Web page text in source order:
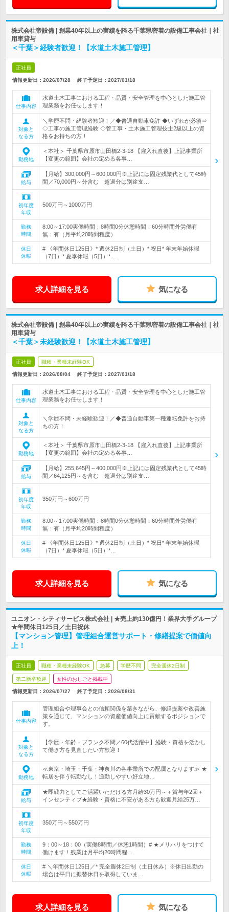
株式会社帝設備 | 創業40年以上の実績を誇る千葉県密着の設備工事会社｜社
用車貸与
＜千葉＞経験者歓迎！【水道土木施工管理】
正社員
情報更新日：2026/07/28 終了予定日： 2027/01/18
仕事内容
水道土木工事における工程・品質・安全管理を中心とした施工管
理業務をお任せします！
対象と
なる方
＼学歴不問・経験者歓迎！／◆普通自動車免許 ◆いずれか必須⇒
◇工事の施工管理経験 ◇管工事・土木施工管理技士2級以上の資
格をお持ちの方！
勤務地
＜本社＞ 千葉県市原市山田橋2-3-18 【雇入れ直後】上記事業所
【変更の範囲】会社の定める各事…
給与
【月給】300,000円～600,000円※上記には固定残業代として45時
間／70,000円～分含む 超過分は別途支…
初年度
年収
500万円～1000万円
勤務
時間
8:00～17:00実働時間：8時間0分休憩時間：60分時間外労働有
無：有（月平均20時間程度）
休日
休暇
# 《年間休日125日》* 週休2日制（土日）* 祝日* 年末年始休暇
（7日）* 夏季休暇（5日）*…
求人詳細を見る 気になる
株式会社帝設備 | 創業40年以上の実績を誇る千葉県密着の設備工事会社｜社
用車貸与
＜千葉＞未経験歓迎！【水道土木施工管理】
正社員 職種・業種未経験OK
情報更新日：2026/08/04 終了予定日： 2027/01/18
仕事内容
水道土木工事における工程・品質・安全管理を中心とした施工管
理業務をお任せします！
対象と
なる方
＼学歴不問・未経験歓迎！／◆普通自動車第一種運転免許をお持
ちの方！
勤務地
＜本社＞ 千葉県市原市山田橋2-3-18 【雇入れ直後】上記事業所
【変更の範囲】会社の定める各事…
給与
【月給】255,645円～400,000円※上記には固定残業代として45時
間／64,125円～を含む 超過分は別途支…
初年度
年収
350万円～600万円
勤務
時間
8:00～17:00実働時間：8時間0分休憩時間：60分時間外労働有
無：有（月平均20時間程度）
休日
休暇
# 《年間休日125日》* 週休2日制（土日）* 祝日* 年末年始休暇
（7日）* 夏季休暇（5日）*…
求人詳細を見る 気になる
ユニオン・シティサービス株式会社 | ★売上約130億円！業界大手グループ
★年間休日125日／土日祝休
【マンション管理】管理組合運営サポート・修繕提案で価値向
上！
正社員 職種・業種未経験OK 急募 学歴不問 完全週休2日制
第二新卒歓迎 女性のおしごと掲載中
情報更新日：2026/07/27 終了予定日： 2026/08/31
仕事内容
管理組合や理事会との信頼関係を築きながら、修繕提案や改善施
策を通じて、マンションの資産価値向上に貢献するポジションで
す。
対象と
なる方
【学歴・年齢・ブランク不問／60代活躍中】経験・資格を活かし
て働き方を見直したい方歓迎！
勤務地
≪東京・埼玉・千葉・神奈川の各事業所での配属となります≫ ★
転居を伴う転勤なし！通勤しやすい好立地…
給与
★即戦力としてご活躍いただける方月給30万円～＋賞与年2回＋
インセンティブ★経験・資格に不安がある方も歓迎月給25万…
初年度
年収
350万円～550万円
勤務
時間
9：00～18：00（実働8時間／休憩1時間）# ★メリハリをつけて
働けます！残業は月平均20時間程…
休日
休暇
# ＼年間休日125日／* 完全週休2日制（土日休み）※休日出勤の
場合は平日に振替休日を取得していま…
求人詳細を見る 気になる